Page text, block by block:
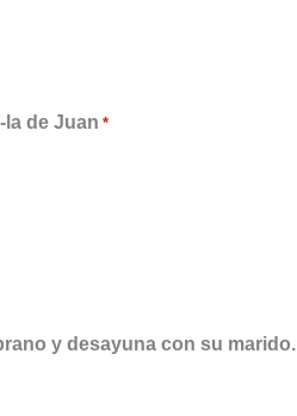
la de Juan *
y desayuna con su marido.